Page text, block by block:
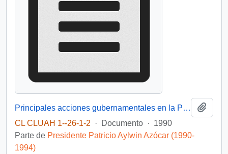
Principales acciones gubernamentales en la Provincia de San Antonio Período 1990-1993
CL CLUAH 1--26-1-2
· Documento · 1990
Parte de Presidente Patricio Aylwin Azócar (1990-
1994)